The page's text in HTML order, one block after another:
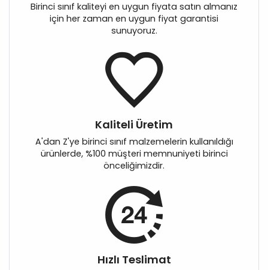
Birinci sınıf kaliteyi en uygun fiyata satın almanız
için her zaman en uygun fiyat garantisi
sunuyoruz.
Kaliteli Üretim
A'dan Z'ye birinci sınıf malzemelerin kullanıldığı
ürünlerde, %100 müşteri memnuniyeti birinci
önceliğimizdir.
Hızlı Teslimat